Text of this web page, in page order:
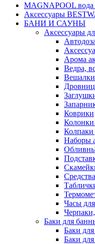
MAGNAPOOL вода
Аксессуары
БАНИ И САУНЫ
Аксессуары
Арома
Ведра,
Вешалки
Коврики
Колонки
Колпаки
Наборы
Часы
Баки для
Баки
Баки